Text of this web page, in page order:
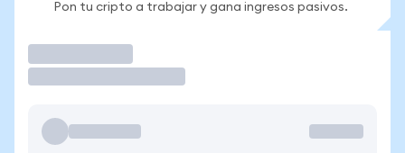
Pon tu cripto a trabajar y gana ingresos pasivos.